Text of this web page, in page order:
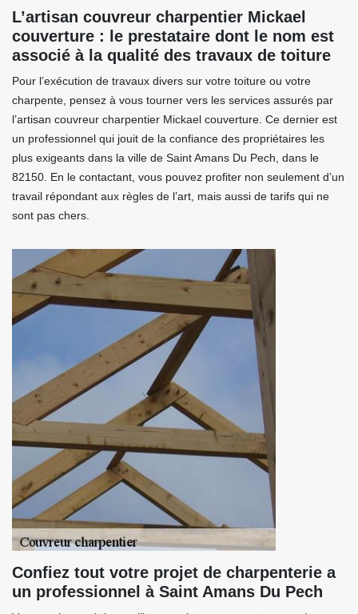
L’artisan couvreur charpentier Mickael
couverture : le prestataire dont le nom est
associé à la qualité des travaux de toiture
Pour l’exécution de travaux divers sur votre toiture ou votre
charpente, pensez à vous tourner vers les services assurés par
l’artisan couvreur charpentier Mickael couverture. Ce dernier est
un professionnel qui jouit de la confiance des propriétaires les
plus exigeants dans la ville de Saint Amans Du Pech, dans le
82150. En le contactant, vous pouvez profiter non seulement d’un
travail répondant aux règles de l’art, mais aussi de tarifs qui ne
sont pas chers.
Confiez tout votre projet de charpenterie a
un professionnel à Saint Amans Du Pech